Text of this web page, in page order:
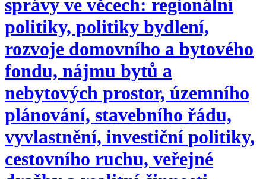
správy ve věcech: regionální
politiky, politiky bydlení,
rozvoje domovního a bytového
fondu, nájmu bytů a
nebytových prostor, územního
plánování, stavebního řádu,
vyvlastnění, investiční politiky,
cestovního ruchu, veřejné